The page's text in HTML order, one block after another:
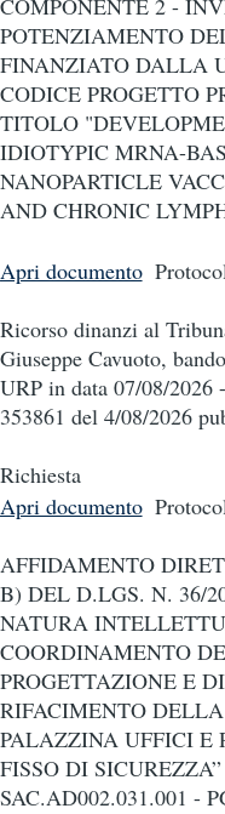
COMPONENTE 2 -
POTENZIAMENTO
FINANZIATO DALLA
CODICE PROGETTO
TITOLO
IDIOTYPIC MRNA-
NANOPARTICLE
AND CHRONIC
Apri documento
Ricorso dinanzi al
Giuseppe Cavuoto,
URP in data 07/08/2026
353861 del 4/08/2026
Richiesta
Apri documento
AFFIDAMENTO
B) DEL D.LGS. N. 36/
NATURA
COORDINAMENTO
PROGETTAZIONE E
RIFACIMENTO
PALAZZINA UFFICI E
FISSO DI
SAC.AD002.031.001 -